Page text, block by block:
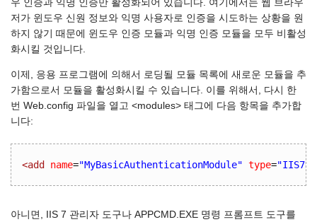
우 인증과 익명 인증만 활성화되어 있습니다. 여기에서는 웹 브라우
저가 윈도우 신원 정보와 익명 사용자로 인증을 시도하는 상황을 원
하지 않기 때문에 윈도우 인증 모듈과 익명 인증 모듈을 모두 비활성
화시킬 것입니다.
이제, 응용 프로그램에 의해서 로딩될 모듈 목록에 새로운 모듈을 추
가함으로서 모듈을 활성화시킬 수 있습니다. 이를 위해서, 다시 한
번 Web.config 파일을 열고 <modules> 태그에 다음 항목을 추가합
니다:
<add name="MyBasicAuthenticationModule" type=
아니면, IIS 7 관리자 도구나 APPCMD.EXE 명령 프롬프트 도구를